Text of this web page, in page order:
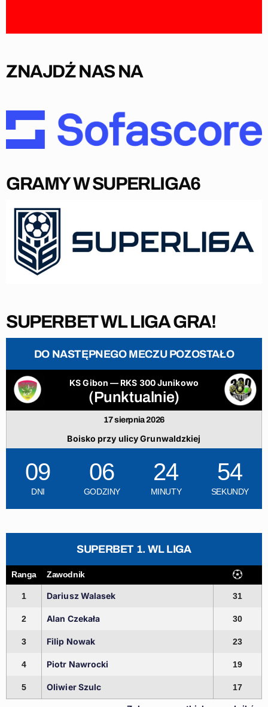
ZNAJDŹ NAS NA
GRAMY W SUPERLIGA6
SUPERBET WL LIGA GRA!
DO NASTĘPNEGO MECZU POZOSTAŁO
KS Gibon — RKS 300 Junikowo
(Punktualnie)
17 sierpnia 2026
Boisko przy ulicy Grunwaldzkiej
09
DNI
06
GODZINY
24
MINUTY
53
SEKUNDY
SUPERBET 1. WL LIGA
Ranga Zawodnik
1 Dariusz Walasek 31
2 Alan Czekała 30
3 Filip Nowak 23
4 Piotr Nawrocki 19
5 Oliwier Szulc 17